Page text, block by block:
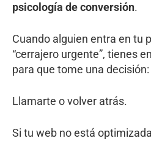
psicología de conversión.
Cuando alguien entra en tu
“cerrajero urgente”, tienes
para que tome una decisión:
Llamarte o volver atrás.
Si tu web no está